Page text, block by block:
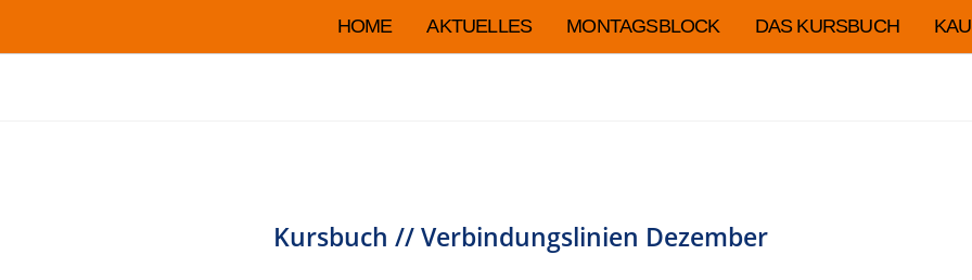
HOME AKTUELLES MONTAGSBLOCK DAS KURSBUCH
Kursbuch // Verbindungslinien Dezember